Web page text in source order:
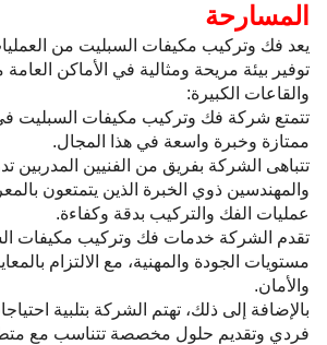
المسارحة
يعد فك وتركيب مكيفات السبليت من
توفير بيئة مريحة ومثالية في الأماكن
والقاعات الكبيرة:
تتمتع شركة فك وتركيب مكيفات السبليت
ممتازة وخبرة واسعة في هذا المجال.
تتباهى الشركة بفريق من الفنيين المدربين
والمهندسين ذوي الخبرة الذين يتمتعون
عمليات الفك والتركيب بدقة وكفاءة.
تقدم الشركة خدمات فك وتركيب مكيفات
مستويات الجودة والمهنية، مع الالتزام
والأمان.
بالإضافة إلى ذلك، تهتم الشركة بتلبية
فردي وتقديم حلول مخصصة تتناسب مع